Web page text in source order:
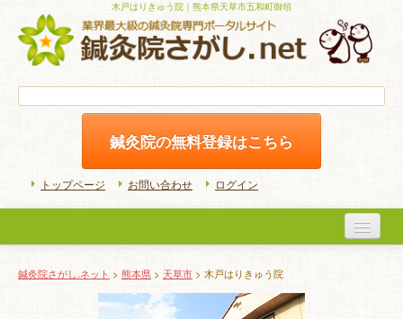
木戸はりきゅう院｜熊本県天草市五和町御領
鍼灸院の無料登録はこちら
トップページ お問い合わせ ログイン
初めての方へ
鍼灸院さがし.ネット > 熊本県 > 天草市 > 木戸はりきゅう院